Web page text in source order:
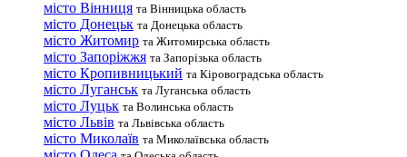
місто Вінниця та Вінницька область
місто Донецьк та Донецька область
місто Житомир та Житомирська область
місто Запоріжжя та Запорізька область
місто Кропивницький та Кіровоградська область
місто Луганськ та Луганська область
місто Луцьк та Волинська область
місто Львів та Львівська область
місто Миколаїв та Миколаївська область